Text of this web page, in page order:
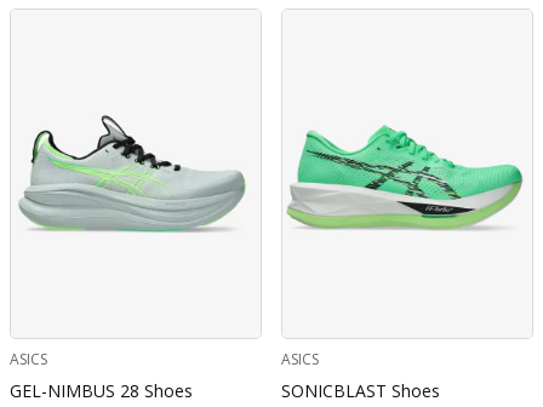
ASICS
GEL-NIMBUS 28 Shoes
ASICS
SONICBLAST Shoes